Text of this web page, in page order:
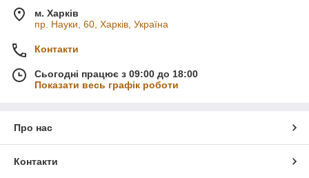
м. Харків
пр. Науки, 60, Харків, Україна
Контакти
Сьогодні працює з 09:00 до 18:00
Показати весь графік роботи
Про нас
Контакти